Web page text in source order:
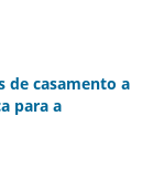
de casamento a
para a